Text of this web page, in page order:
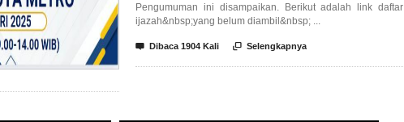
Pengumuman ini disampaikan. Berikut adalah link daftar
ijazah&nbsp;yang belum diambil&nbsp; ...
 Dibaca 1904 Kali  Selengkapnya